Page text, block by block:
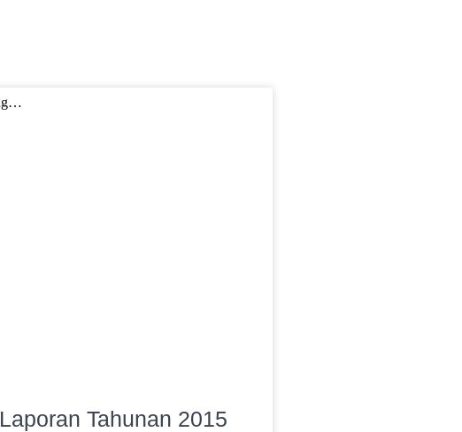
Laporan Tahunan 2015